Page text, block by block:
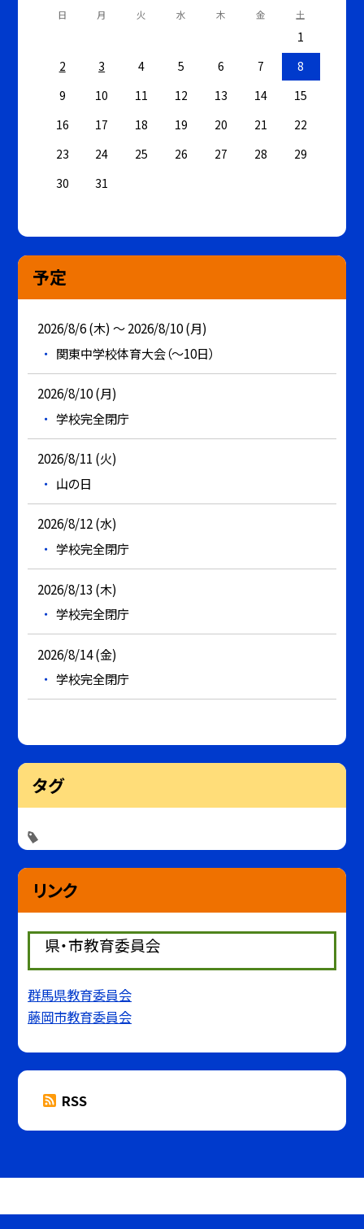
日 月 火 水 木 金 土
1
2
3 4 5 6 7
8
9
10 11 12 13 14
15
16
17 18 19 20 21
22
23
24 25 26 27 28
29
30
31
予定
2026/8/6 (木) ～ 2026/8/10 (月)
関東中学校体育大会（～10日）
2026/8/10 (月)
学校完全閉庁
2026/8/11 (火)
山の日
2026/8/12 (水)
学校完全閉庁
2026/8/13 (木)
学校完全閉庁
2026/8/14 (金)
学校完全閉庁
タグ
リンク
県・市教育委員会
群馬県教育委員会
藤岡市教育委員会
RSS